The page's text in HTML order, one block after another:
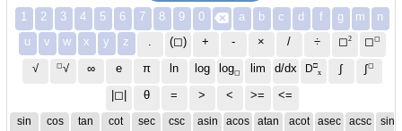
1 2 3 4 5 6 7 8 9 0  a b c d f g m
n
u
v w x y z . (◻) + - × / ÷ ◻2 ◻◻
√ ◻√ ∞ e π ln log log◻ lim d/dx D□
x
∫ ∫◻
|◻| θ = > < >= <=
sin cos tan cot sec csc asin acos atan acot asec acsc sinh